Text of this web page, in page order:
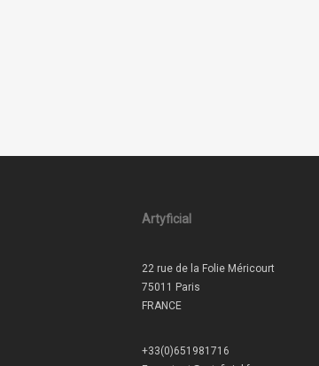
Artyficial
22 rue de la Folie Méricourt
75011 Paris
FRANCE
+33(0)651981716